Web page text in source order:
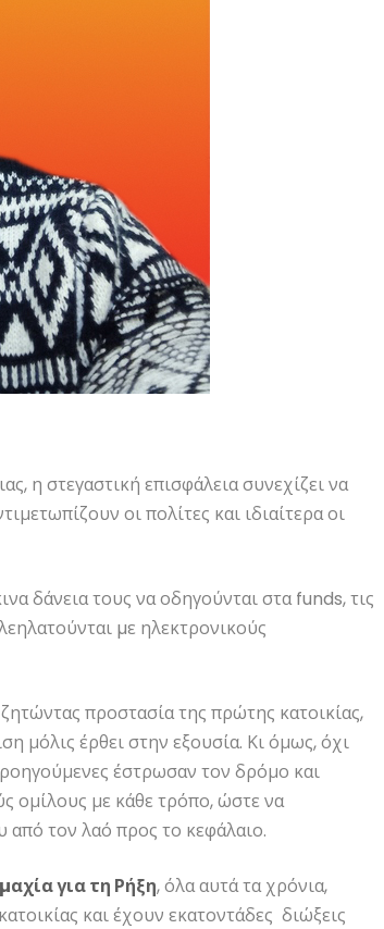
η στεγαστική επισφάλεια συνεχίζει να
οι πολίτες και ιδιαίτερα οι
δάνεια τους να οδηγούνται στα funds, τις
µε ηλεκτρονικούς
προστασία της πρώτης κατοικίας,
μόλις έρθει στην εξουσία. Κι όμως, όχι
έστρωσαν τον δρόμο και
ομίλους με κάθε τρόπο, ώστε να
από τον λαό προς το κεφάλαιο.
για τη Ρήξη, όλα αυτά τα χρόνια,
και έχουν εκατοντάδες διώξεις